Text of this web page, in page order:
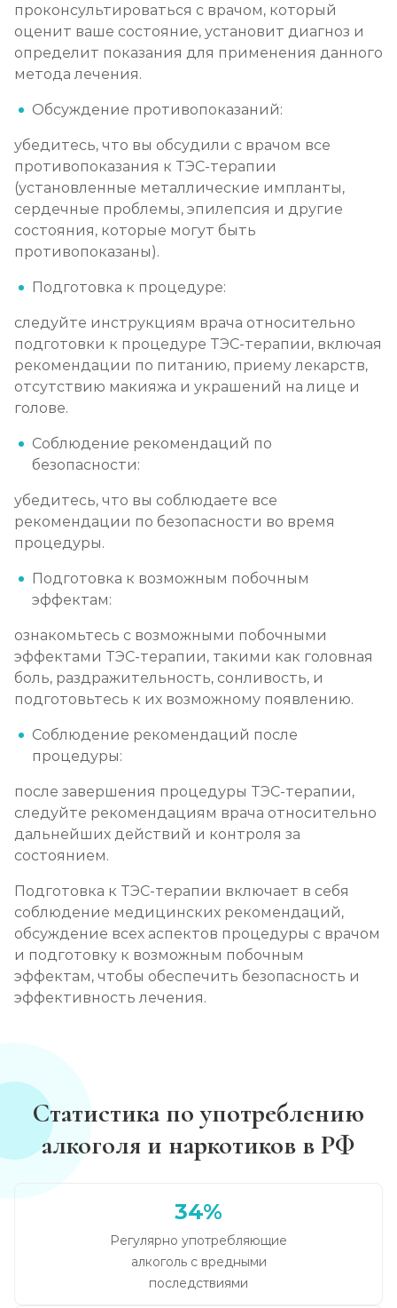
проконсультироваться с врачом, который
оценит ваше состояние, установит диагноз и
определит показания для применения данного
метода лечения.
Обсуждение противопоказаний:
убедитесь, что вы обсудили с врачом все
противопоказания к ТЭС-терапии
(установленные металлические импланты,
сердечные проблемы, эпилепсия и другие
состояния, которые могут быть
противопоказаны).
Подготовка к процедуре:
следуйте инструкциям врача относительно
подготовки к процедуре ТЭС-терапии, включая
рекомендации по питанию, приему лекарств,
отсутствию макияжа и украшений на лице и
голове.
Соблюдение рекомендаций по
безопасности:
убедитесь, что вы соблюдаете все
рекомендации по безопасности во время
процедуры.
Подготовка к возможным побочным
эффектам:
ознакомьтесь с возможными побочными
эффектами ТЭС-терапии, такими как головная
боль, раздражительность, сонливость, и
подготовьтесь к их возможному появлению.
Соблюдение рекомендаций после
процедуры:
после завершения процедуры ТЭС-терапии,
следуйте рекомендациям врача относительно
дальнейших действий и контроля за
состоянием.
Подготовка к ТЭС-терапии включает в себя
соблюдение медицинских рекомендаций,
обсуждение всех аспектов процедуры с врачом
и подготовку к возможным побочным
эффектам, чтобы обеспечить безопасность и
эффективность лечения.
Статистика по употреблению
алкоголя и наркотиков в РФ
34%
Регулярно употребляющие
алкоголь с вредными
последствиями